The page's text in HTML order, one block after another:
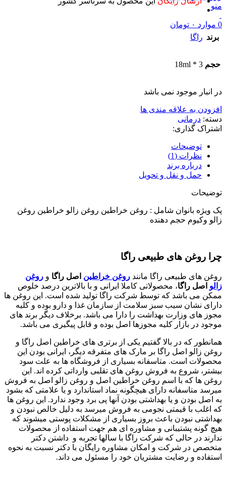
منو
0 موارد ۰ تومان
برند راگا
حجم 3 * 18ml
در انبار موجود نمی باشد
افزودن به علاقه مندی ها
دسته: درمانی
اشتراک گذاری:
توضیحات
نظرات (1)
درباره برند
حمل و نقل و تحویل
توضیحات
پک ویژه بانوان شامل : روغن خراطین روغن زالو خراطین روغن
زالو وکیوم حجم دهنده
چرا روغن های طبیعی راگا
روغن های طبیعی راگا مانند روغن خراطین اصل راگا و روغن
زالو اصل راگا، محصولاتی کاملا ایرانی و با بالاترین درصد خلوص
ممکن می باشد که توسط شرکت راگا تولید شده است. این روغن ها
دارای نشان سیب سبز سلامت از سازمان غذا و دارو بوده و کلیه
مجوز های وزارت بهداشت را دارا می باشد. برخلاف دیگر برند های
موجود در بازار کلیه مجوزها اصل بوده و قابل پیگیری می باشد.
همانطور که در بالا گفتیم یکی از برتری های خراطین اصل راگا و
روغن زالو اصل راگا بر مارک های متفرقه دیگر، ایرانی بودن این
محصولات است. متاسفانه بسیاری از فروشگاه ها به علت سود
بیشتر، شروع به فروش روغن های تقلبی وارداتی کرده اند. این
روغن ها که با اسم روغن خراطین اصل و روغن زالو اصل به فروش
میرسد متاسفانه دارای هیچگونه نماد استاندارد و یا علامتی که بشود
به اصل بودن و یا بهداشتی بودن آنها پی برد وجود ندارد. این روغن ها
که اغلب با قیمتی نجومی به فروش میرسد به دلیل خالص نبودن و
بهداشتی نبودن باعث بروز بسیاری از مشکلات پوستی میشوند که
هیچ گونه پشتیبانی و مشاوره ای هم جهت استفاده از محصولات
ندارند در حالی که شرکت راگا با سالها تجربه و داشتن دکتر
متخصص در شرکت و امکان مشاوره رایگان با دکتر نسبت به نحوه
استفاده و رضایت مشتریان خود را مسئول می داند.